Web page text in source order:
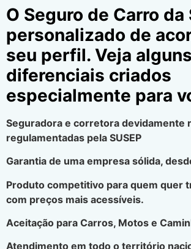
O Seguro de Carro da
personalizado de
seu perfil. Veja alguns
diferenciais criados
especialmente para
Seguradora e corretora devidamente
regulamentadas pela SUSEP
Garantia de uma empresa sólida,
Produto competitivo para quem quer
com preços mais acessíveis.
Aceitação para Carros, Motos e
Atendimento em todo o território